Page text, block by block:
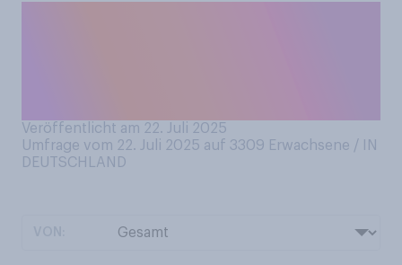
Veröffentlicht am 22. Juli 2025
Umfrage vom 22. Juli 2025 auf 3309 Erwachsene / IN
DEUTSCHLAND